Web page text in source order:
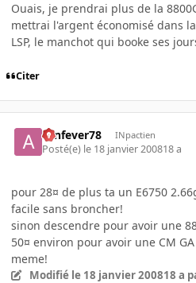
Ouais, je prendrai plus de la
mettrai l'argent économisé dans
LSP, le manchot qui booke ses
Citer
aznfever78 INpactien
Posté(e) le 18 janvier 200818 a
pour 28¤ de plus ta un E6750
facile sans broncher!
sinon descendre pour avoir une
50¤ environ pour avoir une CM
meme!
Modifié le 18 janvier 200818 a